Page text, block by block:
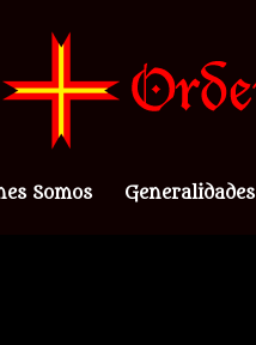
Somos Generalidades